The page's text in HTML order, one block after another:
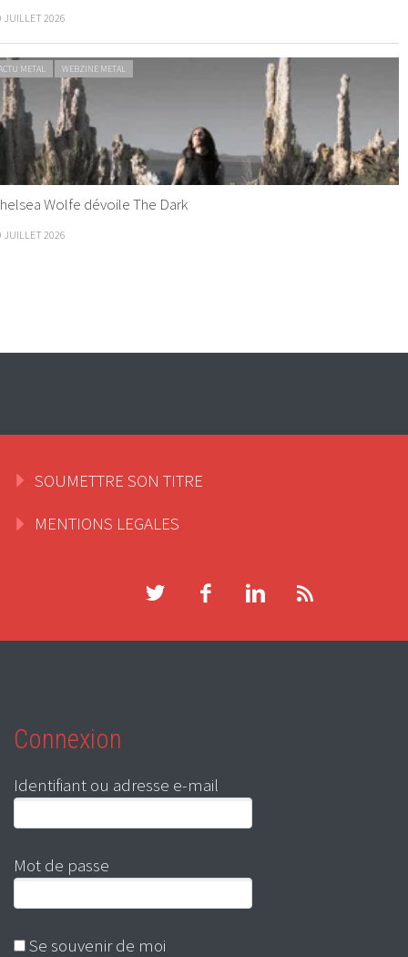
JUILLET 2026
METAL WEBZINE METAL
Wolfe dévoile The Dark
JUILLET 2026
SOUMETTRE SON TITRE
MENTIONS LEGALES
Connexion
Identifiant ou adresse e-mail
Mot de passe
Se souvenir de moi